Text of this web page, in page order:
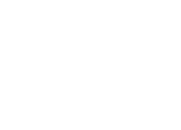
rozmiar czcionki